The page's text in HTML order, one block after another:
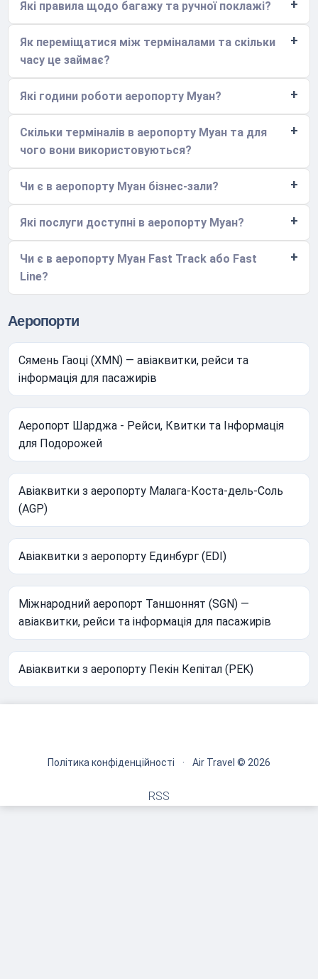
Які правила щодо багажу та ручної поклажі?
Як переміщатися між терміналами та скільки
часу це займає?
Які години роботи аеропорту Муан?
Скільки терміналів в аеропорту Муан та для
чого вони використовуються?
Чи є в аеропорту Муан бізнес-зали?
Які послуги доступні в аеропорту Муан?
Чи є в аеропорту Муан Fast Track або Fast
Line?
Аеропорти
Сямень Гаоці (XMN) — авіаквитки, рейси та
інформація для пасажирів
Аеропорт Шарджа - Рейси, Квитки та Інформація
для Подорожей
Авіаквитки з аеропорту Малага-Коста-дель-Соль
(AGP)
Авіаквитки з аеропорту Единбург (EDI)
Міжнародний аеропорт Таншоннят (SGN) —
авіаквитки, рейси та інформація для пасажирів
Авіаквитки з аеропорту Пекін Кепітал (PEK)
Політика конфіденційності · Air Travel © 2026
RSS